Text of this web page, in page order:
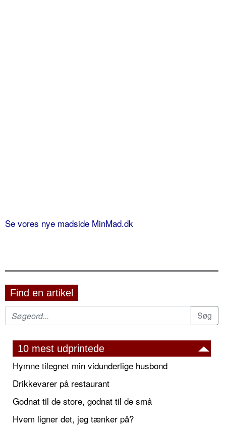
Se vores nye madside MinMad.dk
Find en artikel
10 mest udprintede
Hymne tilegnet min vidunderlige husbond
Drikkevarer på restaurant
Godnat til de store, godnat til de små
Hvem ligner det, jeg tænker på?